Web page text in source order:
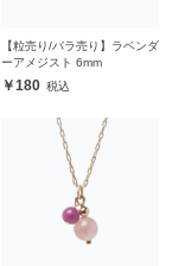
【粒売り/バラ売り】ラベンダ
ーアメジスト 6mm
180